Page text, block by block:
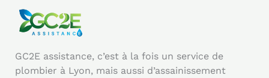
GC2E assistance, c’est à la fois un service de
plombier à Lyon, mais aussi d’assainissement